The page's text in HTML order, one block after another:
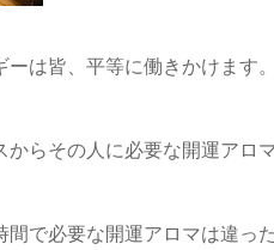
は皆、平等に働きかけます。
らその人に必要な開運アロ
で必要な開運アロマは違っ